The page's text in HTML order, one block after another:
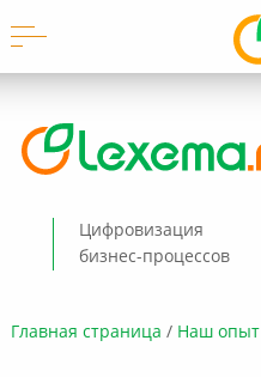
Главная страница Наш опыт
Цифровизация
бизнес-процессов